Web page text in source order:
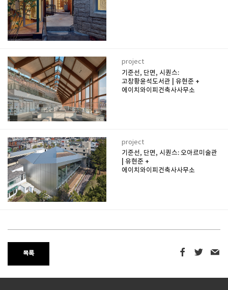
project
기준선, 단면, 시퀀스:
고창황윤석도서관 | 유현준 +
에이치와이피건축사사무소
project
기준선, 단면, 시퀀스: 오아르미술관
| 유현준 +
에이치와이피건축사사무소
목록